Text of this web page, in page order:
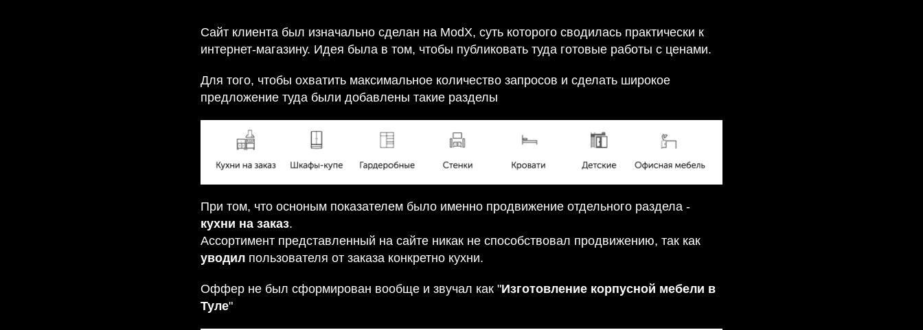
Сайт клиента был изначально сделан на ModX, суть которого сводилась практически к
интернет-магазину. Идея была в том, чтобы публиковать туда готовые работы с ценами.
Для того, чтобы охватить максимальное количество запросов и сделать широкое
предложение туда были добавлены такие разделы
При том, что осноным показателем было именно продвижение отдельного раздела -
кухни на заказ.
Ассортимент представленный на сайте никак не способствовал продвижению, так как
уводил пользователя от заказа конкретно кухни.
Оффер не был сформирован вообще и звучал как "Изготовление корпусной мебели в
Туле"